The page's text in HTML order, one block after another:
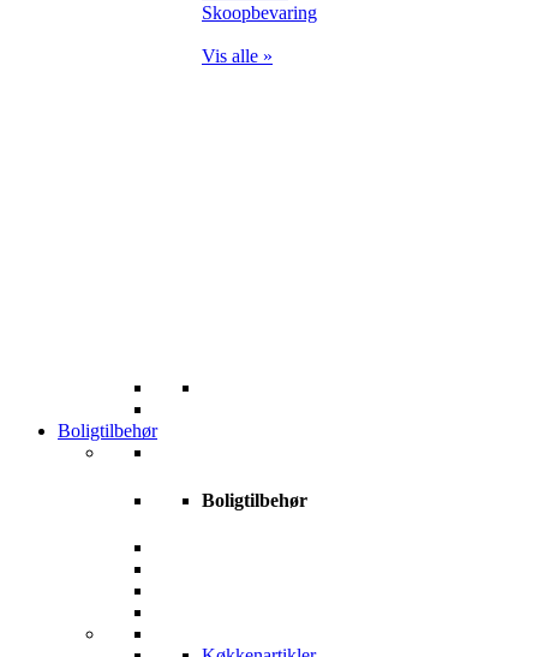
Skoopbevaring
Vis alle »
Boligtilbehør
Boligtilbehør